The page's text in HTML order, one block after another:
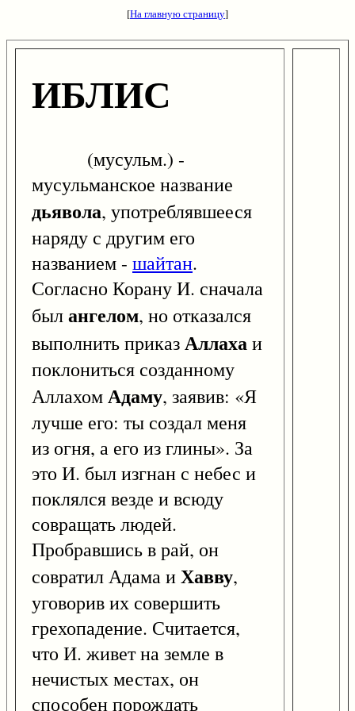
[На главную страницу]
ИБЛИС
(мусульм.) -
мусульманское название
дьявола, употреблявшееся
наряду с другим его
названием - шайтан.
Согласно Корану И. сначала
былангелом, но отказался
выполнить приказАллахаи
поклониться созданному
АллахомАдаму, заявив: «Я
лучше его: ты создал меня
из огня, а его из глины». За
это И. был изгнан с небес и
поклялся везде и всюду
совращать людей.
Пробравшись в рай, он
совратил Адама иХавву,
уговорив их совершить
грехопадение. Считается,
что И. живет на земле в
нечистых местах, он
способен порождать